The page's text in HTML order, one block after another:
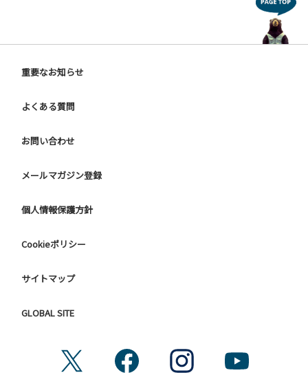
重要なお知らせ
よくある質問
お問い合わせ
メールマガジン登録
個人情報保護方針
Cookieポリシー
サイトマップ
GLOBAL SITE